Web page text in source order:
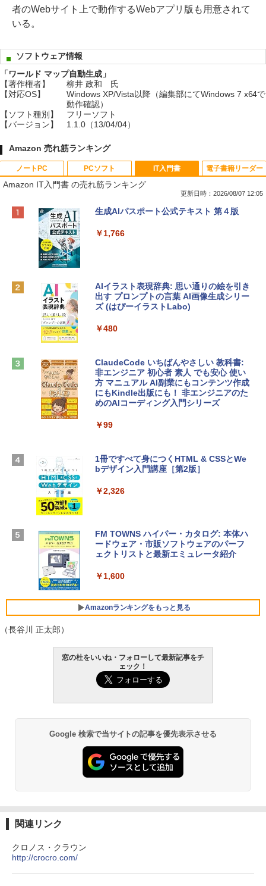
者のWebサイト上で動作するWebアプリ版も用意されて
いる。
ソフトウェア情報
「ワールド マップ自動生成」
【著作権者】
柳井 政和 氏
【対応OS】
Windows XP/Vista以降（編集部にてWindows 7 x64で
動作確認）
【ソフト種別】
フリーソフト
【バージョン】
1.1.0（13/04/04）
Amazon 売れ筋ランキング
ノートPC
Apple 2026 MacBook Neo A18 Proチッ
e Intelligence、Liquid Retinaディスプ
￥162,598
tomtoc 360°保護 15.6 16インチ パソコ
￥2,952
Apple 2026 MacBook Air M5チップ搭載
igence、13.6インチLiquid Retinaディ
ームカメラ、日本語キーボード、Touch I
D - ミッドナイト
￥298,901
ン 15-fd 15.6インチ 16GBメモリ 512GB
SSD インテル Core 5
ersonal/Copilotキー搭載/Win 11/15.6型/
Core i5/16GB/SSD 512GB/ホワイト) FM
￥139,880
PCソフト
Robloxギフトカード - 800 Robux 【限
インゲームコード】 ロブロックス | オン
Microsoft Office Home & Business 202
4(最新 永続版)|オンラインコード版|Wind
Robloxギフトカード - 2,000 Robux 【限
定バーチャルアイテムを含む】 【オンラ
インゲームコード】 ロブロックス | オン
ラインコード版
￥3,200
Robloxギフトカード - 1000 Robux 【限
定バーチャルアイテムを含む】 【オンラ
ラインコード版
Windows版 | Minecraft (マインクラフ
ト): Java & Bedrock Edition | オンライ
IT入門書
Amazon IT入門書 の売れ筋ランキング
更新日時：2026/08/07 12:05
生成AIパスポート公式テキスト 第４版
￥1,766
AIイラスト表現辞典: 思い通りの絵を引き
出す プロンプトの言葉 AI画像生成シリー
ズ (はぴーイラストLabo)
￥480
ClaudeCode いちばんやさしい 教科書:
非エンジニア 初心者 素人 でも安心 使い
方 マニュアル AI副業にもコンテンツ作成
にもKindle出版にも！ 非エンジニアのた
めのAIコーディング入門シリーズ
￥99
1冊ですべて身につくHTML & CSSとWe
bデザイン入門講座［第2版］
￥2,326
FM TOWNS ハイパー・カタログ: 本体ハ
ードウェア・市販ソフトウェアのパーフ
ェクトリストと最新エミュレータ紹介
￥1,600
Amazonランキングをもっと見る
電子書籍リーダー
Amazon Kindle Paperwhite (16GB) 7イ
ンチディスプレイ、色調調節ライト、12
週間持続バッテリー、広告なし、ブラッ
ク
ない、大きな画面で読みやすい、6週間持
続バッテリー、6インチディスプレイ電子
書籍リーダー、ブラック、16GB、広告な
（長谷川 正太郎）
窓の杜をいいね・フォローして最新記事をチ
ェック！
Google 検索で当サイトの記事を優先表示させる
関連リンク
クロノス・クラウン
http://crocro.com/